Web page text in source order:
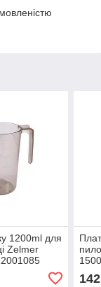
1200ml для
Zelmer
142